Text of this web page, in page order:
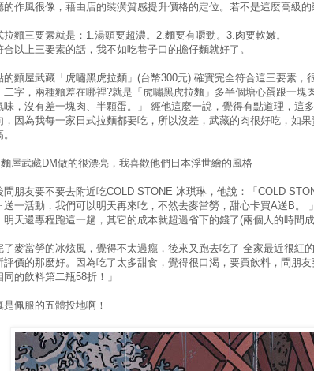
的作風很像，藉由店的裝潢質感提升價格的定位。若不是這麼高級的
拉麵三要素就是：1.湯頭要超濃。2.麵要有嚼勁。3.肉要軟嫩。
合以上三要素的話，我不如吃巷子口的擔仔麵就好了。
的麵屋武藏「虎嘯黑虎拉麵」(台幣300元) 確實完全符合這三要素，
二字，兩種麵差在哪裡?就是「虎嘯黑虎拉麵」多半個塘心蛋跟一
味，沒有差一塊肉、半顆蛋。」 經他這麼一說，覺得有點道理，這
，因為我每一家日式拉麵都要吃，所以沒差，武藏的肉很好吃，如
屋武藏DM做的很漂亮，我喜歡他們日本浮世繪的風格
問朋友要不要去附近吃COLD STONE 冰琪琳，他說：「COLD
送一活動，我們可以明天再來吃，不然去麥當勞，甜心卡買A送B。
明天還專程跑這一趟，其它的成本就超過省下的錢了(兩個人的時間成
了麥當勞的冰炫風，覺得不太過癮，後來又跑去吃了 全家最近很紅
評價的那麼好。因為吃了太多甜食，覺得很口渴，要買飲料，問朋
同的飲料第二瓶58折！」
是佩服的五體投地啊！